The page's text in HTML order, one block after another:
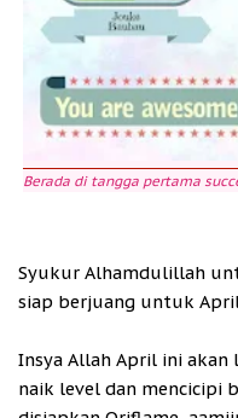
Berada di tangga pertama
Syukur Alhamdulillah
siap berjuang untuk
Insya Allah April ini akan
naik level dan mencicipi